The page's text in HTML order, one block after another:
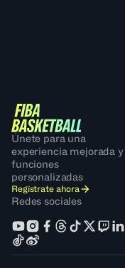
Únete para una
experiencia mejorada y
funciones
personalizadas
Regístrate ahora
Redes sociales